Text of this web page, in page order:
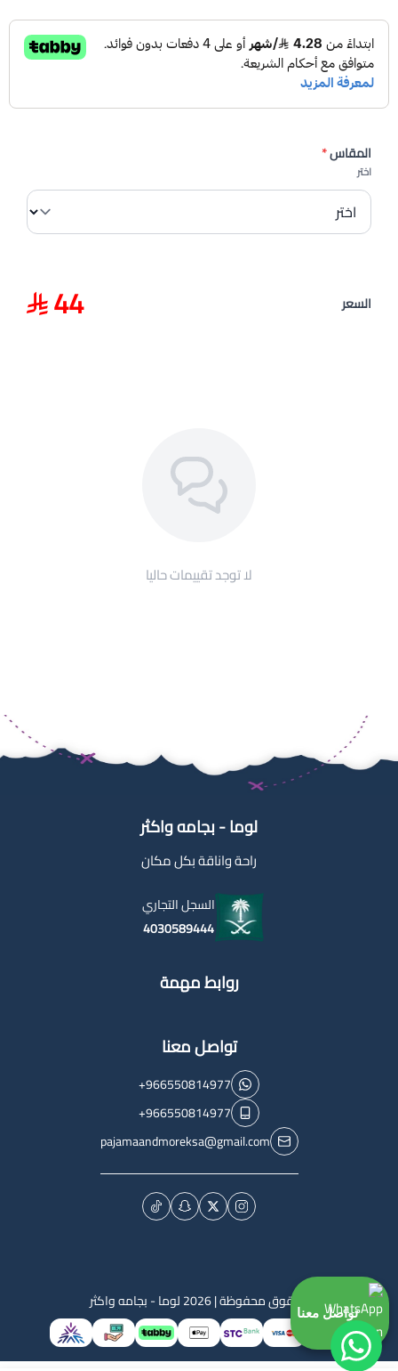
المقاس*
اختر
السعر 44
لا توجد تقييمات حاليا
لوما - بجامه واكثر
راحة واناقة بكل مكان
السجل التجاري
4030589444
روابط مهمة
تواصل معنا
+966550814977
+966550814977
pajamaandmoreksa@gmail.com
الحقوق محفوظة | 2026 لوما - بجامه واكثر
تواصل معنا